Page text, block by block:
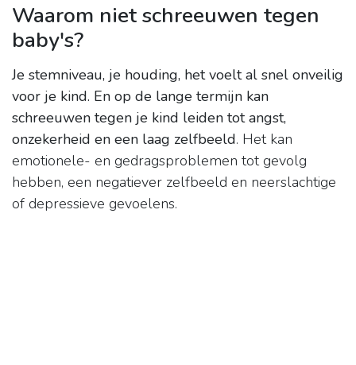
Waarom niet schreeuwen tegen
baby's?
Je stemniveau, je houding, het voelt al snel onveilig
voor je kind. En op de lange termijn kan
schreeuwen tegen je kind leiden tot angst,
onzekerheid en een laag zelfbeeld. Het kan
emotionele- en gedragsproblemen tot gevolg
hebben, een negatiever zelfbeeld en neerslachtige
of depressieve gevoelens.